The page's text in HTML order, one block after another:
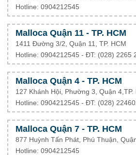
Hotline: 0904212545
Malloca Quận 11 - TP. HCM
1411 Đường 3/2, Quận 11, TP. HCM
Hotline: 0904212545 - ĐT: (028) 2265
Malloca Quận 4 - TP. HCM
127 Khánh Hội, Phường 3, Quận 4,TP.
Hotline: 0904212545 - ĐT: (028)
Malloca Quận 7 - TP. HCM
877 Huỳnh Tấn Phát, Phú Thuận,
Hotline: 0904212545